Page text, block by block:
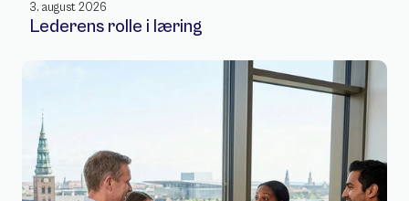
3. august 2026
Lederens rolle i læring